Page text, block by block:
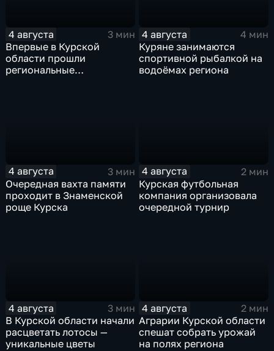
4 августа
3 мин
Впервые в Курской
области прошли
региональные
4 августа
4 мин
Куряне занимаются
спортивной рыбалкой на
водоёмах региона
4 августа
3 мин
Очередная вахта памяти
проходит в Знаменской
роще Курска
4 августа
2 мин
Курская футбольная
компания организовала
очередной турнир
4 августа
3 мин
В Курской области начали
расцветать лотосы —
уникальные цветы
4 августа
2 мин
Аграрии Курской области
спешат собрать урожай
на полях региона